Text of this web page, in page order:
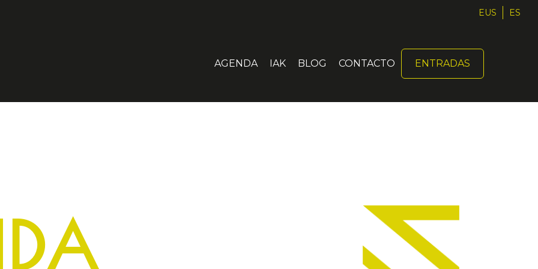
EUS ES
AGENDA IAK BLOG CONTACTO ENTRADAS